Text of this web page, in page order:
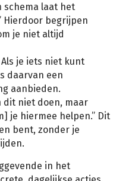
schema laat het
Hierdoor begrijpen
je niet altijd
Als je iets niet kunt
daarvan een
aanbieden.
dit niet doen, maar
je hiermee helpen.” Dit
bent, zonder je
in het